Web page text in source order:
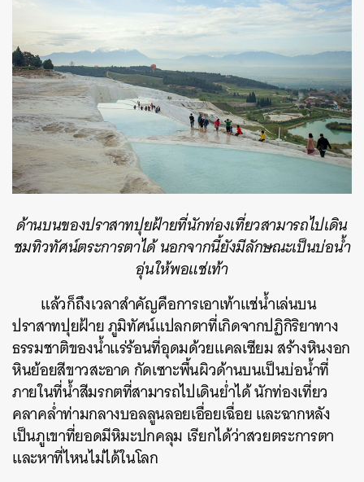
ด้านบนของปราสาทปุยฝ้ายที่นักท่องเที่ยวสามารถไปเดิน
ชมทิวทัศน์ตระการตาได้ นอกจากนี้ยังมีลักษณะเป็นบ่อน้ำ
อุ่นให้พอแช่เท้า
แล้วก็ถึงเวลาสำคัญคือการเอาเท้าแช่น้ำเล่นบน
ปราสาทปุยฝ้าย ภูมิทัศน์แปลกตาที่เกิดจากปฏิกิริยาทาง
ธรรมชาติของน้ำแร่ร้อนที่อุดมด้วยแคลเซียม สร้างหินงอก
หินย้อยสีขาวสะอาด กัดเซาะพื้นผิวด้านบนเป็นบ่อน้ำที่
ภายในที่น้ำสีมรกตที่สามารถไปเดินย่ำได้ นักท่องเที่ยว
คลาคล่ำท่ามกลางบอลลูนลอยเอื่อยเฉื่อย และฉากหลัง
เป็นภูเขาที่ยอดมีหิมะปกคลุม เรียกได้ว่าสวยตระการตา
และหาที่ไหนไม่ได้ในโลก